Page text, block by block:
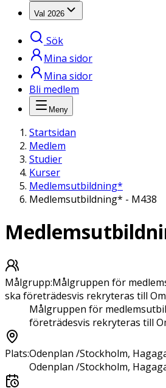
Val 2026
Sök
Mina sidor
Mina sidor
Bli medlem
Meny
Startsidan
Medlem
Studier
Kurser
Medlemsutbildning*
Medlemsutbildning* - M438
Målgrupp:Målgruppen för
ska företrädesvis rekryteras till
Målgruppen för
företrädesvis rekryteras till
Plats:Odenplan /Stockholm,
Odenplan /Stockholm,